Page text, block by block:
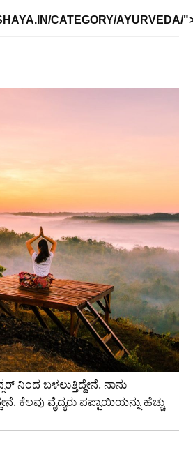
CATEGORY/
ನಿಂದ ಬಳಲುತ್ತಿದ್ದೇನೆ. ನಾನು
ಕೆಲವು ವೈದ್ಯರು ಪಪ್ಪಾಯಿಯನ್ನು ಹೆಚ್ಚು